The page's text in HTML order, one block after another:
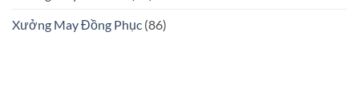
Xưởng May Đồng Phục (86)